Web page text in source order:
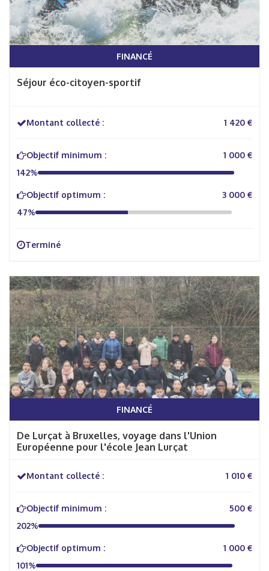
FINANCÉ
Séjour éco-citoyen-sportif
Montant collecté : 1 420 €
Objectif minimum :
1 000 €
142%
Objectif optimum :
3 000 €
47%
Terminé
FINANCÉ
De Lurçat à Bruxelles, voyage dans l'Union
Européenne pour l'école Jean Lurçat
Montant collecté : 1 010 €
Objectif minimum :
500 €
202%
Objectif optimum :
1 000 €
101%